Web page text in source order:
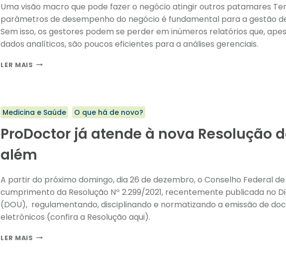
Uma visão macro que pode fazer o negócio atingir outros patamares
parâmetros de desempenho do negócio é fundamental para a gestão de uma clínica médica.
Sem isso, os gestores podem se perder em inúmeros relatórios que,
dados analíticos, são poucos eficientes para a análises gerenciais.
LER MAIS DASHBOARDS
AS
ORGANIZADAS
CLÍNICA
Medicina e Saúde O que há de novo?
ProDoctor já atende à nova Resolução
além
A partir do próximo domingo, dia 26 de dezembro, o Conselho Federal
cumprimento da Resolução Nº 2.299/2021, recentemente publicada no
(DOU), regulamentando, disciplinando e normatizando a emissão de
eletrônicos (confira a Resolução aqui).
LER MAIS PRODOCTOR